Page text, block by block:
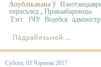
Апублікавана ў
перасьлед , Праваабаронцы
Тэгі: ІЧУ Віцебск
Падрабязьней ...
Субота, 03 Чэрвень 2017
Пэнітэнцыярная сыстэма
Рознае